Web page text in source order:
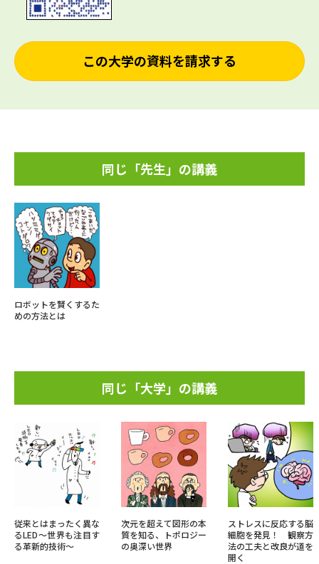
この大学の資料を請求する
同じ「先生」の講義
ロボットを賢くするた
めの方法とは
同じ「大学」の講義
従来とはまったく異な
るLED～世界も注目す
る革新的技術～
次元を超えて図形の本
質を知る、トポロジー
の奥深い世界
ストレスに反応する脳
細胞を発見！ 観察方
法の工夫と改良が道を
開く